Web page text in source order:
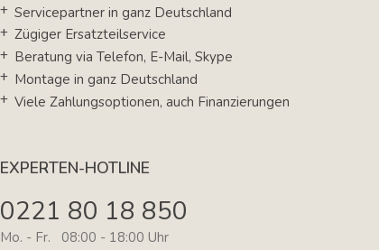
Servicepartner in ganz Deutschland
Zügiger Ersatzteilservice
Beratung via Telefon, E-Mail, Skype
Montage in ganz Deutschland
Viele Zahlungsoptionen, auch Finanzierungen
EXPERTEN-HOTLINE
0221 80 18 850
Mo. - Fr. 08:00 - 18:00 Uhr